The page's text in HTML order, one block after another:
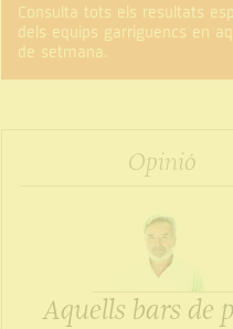
Consulta tots els resultats
dels equips garriguencs en
de setmana.
Opinió
Aquells bars de